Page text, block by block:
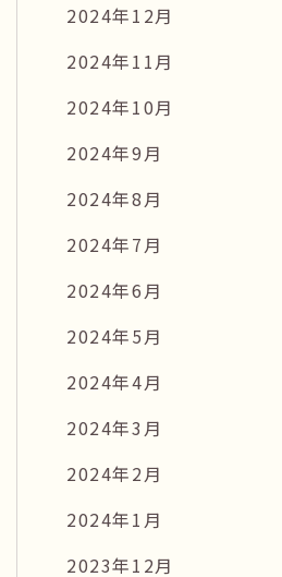
2024年12月
2024年11月
2024年10月
2024年9月
2024年8月
2024年7月
2024年6月
2024年5月
2024年4月
2024年3月
2024年2月
2024年1月
2023年12月